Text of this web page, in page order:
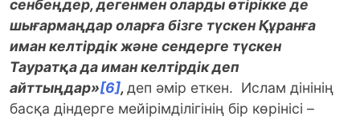
сенбеңдер, дегенмен оларды өтірікке де
шығармаңдар оларға бізге түскен Құранға
иман келтірдік және сендерге түскен
Тауратқа да иман келтірдік деп
айттыңдар»[6],деп әмір еткен. Ислам дінінің
басқа діндерге мейірімділігінің бір көрінісі –